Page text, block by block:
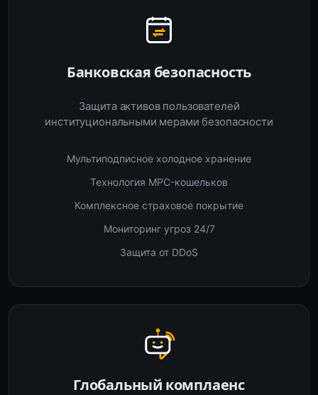
Банковская безопасность
Защита активов пользователей
институциональными мерами безопасности
Мультиподписное холодное хранение
Технология MPC-кошельков
Комплексное страховое покрытие
Мониторинг угроз 24/7
Защита от DDoS
Глобальный комплаенс